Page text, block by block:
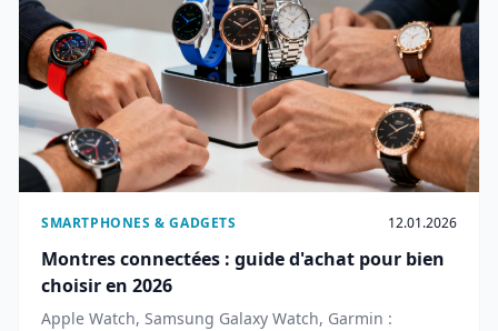
SMARTPHONES & GADGETS 12.01.2026
Montres connectées : guide d'achat pour bien
choisir en 2026
Apple Watch, Samsung Galaxy Watch, Garmin :